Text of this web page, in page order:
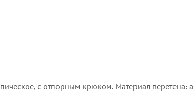
с отпорным крюком. Материал